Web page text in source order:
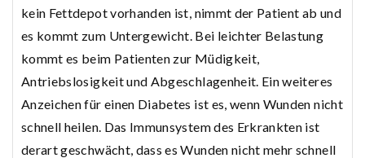
kein Fettdepot vorhanden ist, nimmt der Patient ab und
es kommt zum Untergewicht. Bei leichter Belastung
kommt es beim Patienten zur Müdigkeit,
Antriebslosigkeit und Abgeschlagenheit. Ein weiteres
Anzeichen für einen Diabetes ist es, wenn Wunden nicht
schnell heilen. Das Immunsystem des Erkrankten ist
derart geschwächt, dass es Wunden nicht mehr schnell